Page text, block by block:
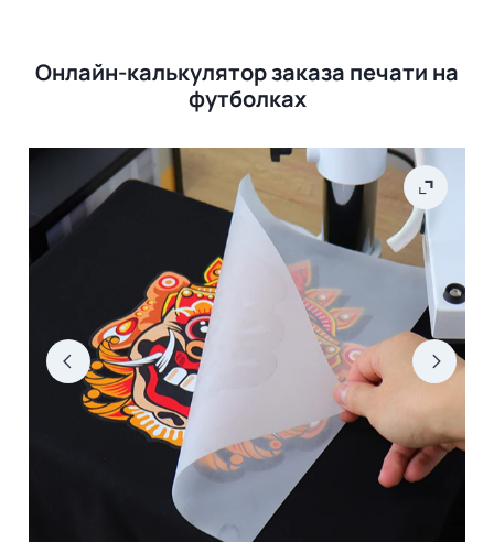
Онлайн-калькулятор заказа печати на
футболках